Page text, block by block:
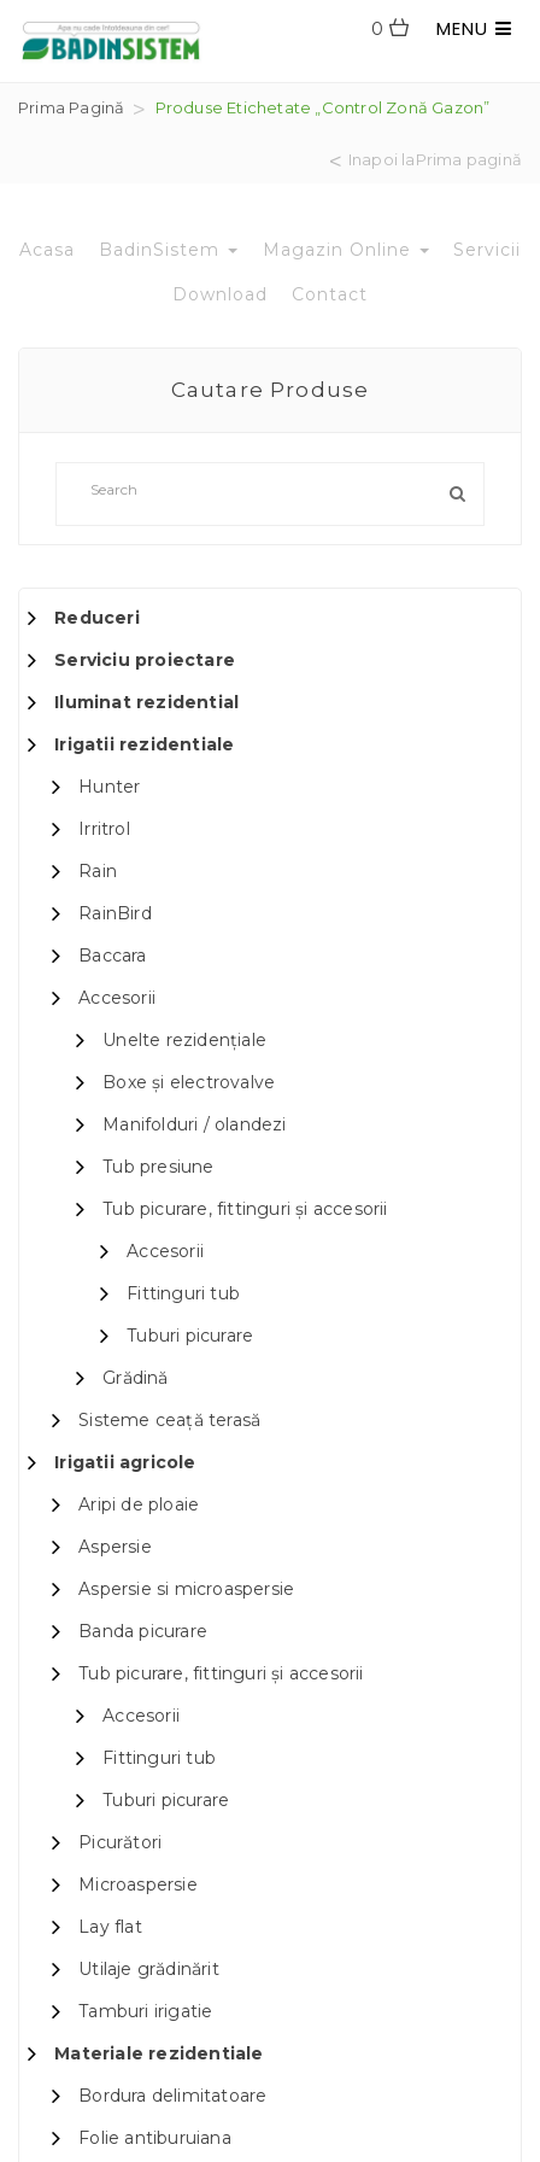
MENU
0
Prima Pagină Produse Etichetate „control Zonă Gazon”
Inapoi laPrima pagină
Acasa BadinSistem Magazin Online Servicii
Download Contact
Cautare Produse
Reduceri
Serviciu proiectare
Iluminat rezidential
Irigatii rezidentiale
Hunter
Irritrol
Rain
RainBird
Baccara
Accesorii
Unelte rezidențiale
Boxe și electrovalve
Manifolduri / olandezi
Tub presiune
Tub picurare, fittinguri și accesorii
Accesorii
Fittinguri tub
Tuburi picurare
Grădină
Sisteme ceață terasă
Irigatii agricole
Aripi de ploaie
Aspersie
Aspersie si microaspersie
Banda picurare
Tub picurare, fittinguri și accesorii
Accesorii
Fittinguri tub
Tuburi picurare
Picurători
Microaspersie
Lay flat
Utilaje grădinărit
Tamburi irigatie
Materiale rezidentiale
Bordura delimitatoare
Folie antiburuiana